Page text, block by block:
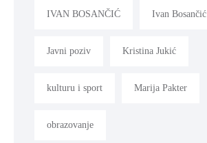
IVAN BOSANČIĆ Ivan Bosančić
Javni poziv Kristina Jukić
kulturu i sport Marija Pakter
obrazovanje